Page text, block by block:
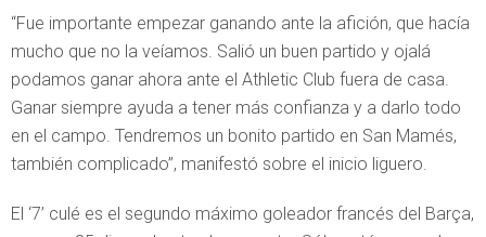
“Fue importante empezar ganando ante la afición, que hacía
mucho que no la veíamos. Salió un buen partido y ojalá
podamos ganar ahora ante el Athletic Club fuera de casa.
Ganar siempre ayuda a tener más confianza y a darlo todo
en el campo. Tendremos un bonito partido en San Mamés,
también complicado”, manifestó sobre el inicio liguero.
El ‘7’ culé es el segundo máximo goleador francés del Barça,